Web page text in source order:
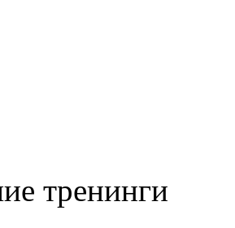
тренинги